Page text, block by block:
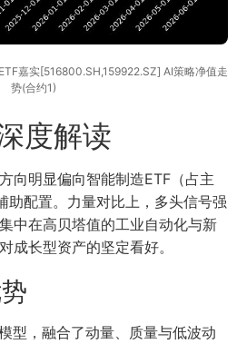
嘉实[516800.SH,159922.SZ] AI策略净值走
势(合约1)
度解读
向明显偏向智能制造ETF（占主
助配置。力量对比上，多头信号强
中在高贝塔值的工业自动化与新
成长型资产的坚定看好。
型，融合了动量、质量与低波动